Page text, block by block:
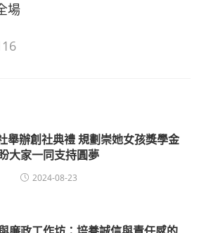
場
舉辦創社典禮 規劃崇她女孩獎學金
大家一同支持圓夢
2024-08-23